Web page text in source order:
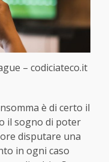
– codiciateco.it
è di certo il
il sogno di poter
disputare una
in ogni caso